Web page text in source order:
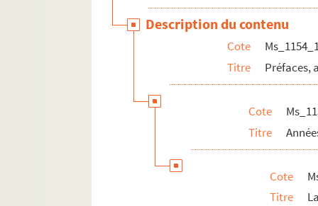
Ms_1154_18. Documents de Frédérique
Description du contenu
Cote
Titre
Préfaces,
Cote
Titre
Cote
Titre